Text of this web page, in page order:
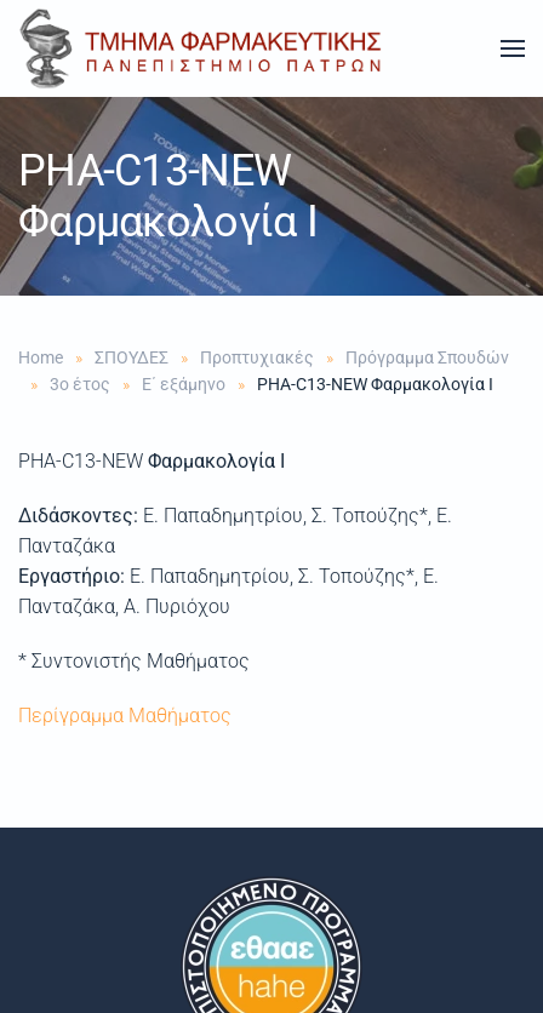
Skip to main content
PHA-C13-NEW
Φαρμακολογία Ι
Home ΣΠΟΥΔΕΣ Προπτυχιακές
Πρόγραμμα Σπουδών
3ο έτος
Ε΄ εξάμηνο PHA-C13-NEW Φαρμακολογία Ι
PHA-C13-NEW Φαρμακολογία Ι
Διδάσκοντες: Ε. Παπαδημητρίου, Σ. Τοπούζης*, E.
Πανταζάκα
Εργαστήριο: Ε. Παπαδημητρίου, Σ. Τοπούζης*, E.
Πανταζάκα, Α. Πυριόχου
* Συντονιστής Μαθήματος
Περίγραμμα Μαθήματος